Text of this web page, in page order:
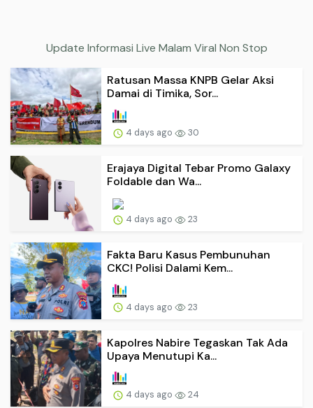
Update Informasi Live Malam Viral Non Stop
Ratusan Massa KNPB Gelar Aksi
Damai di Timika, Sor...
4 days ago 30
Erajaya Digital Tebar Promo Galaxy
Foldable dan Wa...
4 days ago 23
Fakta Baru Kasus Pembunuhan
CKC! Polisi Dalami Kem...
4 days ago 23
Kapolres Nabire Tegaskan Tak Ada
Upaya Menutupi Ka...
4 days ago 24